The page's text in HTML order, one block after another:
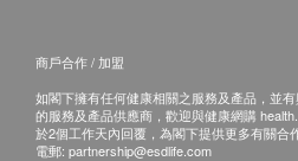
泌尿情況
小便硝酸盬
(包括: 甲種胚胎蛋白(肝), 癌抗原
125 (卵巢), 癌抗原15.3 (乳房))(
HK$5,200.0
商戶合作 / 加盟
如閣下擁有任何健康相關之服務及產品，並
的服務及產品供應商，歡迎與健康網購
於2個工作天內回覆，為閣下提供更多有關合
電郵: partnership@esdlife.com